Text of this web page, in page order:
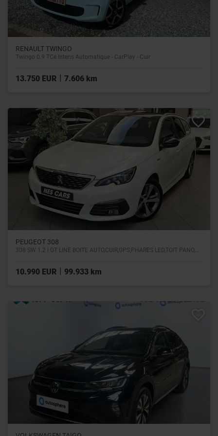
RENAULT TWINGO
Twingo 0.9 TCe Intens Automatique - CarPlay - Cuir
13.750 EUR | 7.606 km
PEUGEOT 308
308 SW 1.2 i GT LINE BOITE AUTO,CUIR,GPS,PHARES LED,TOIT PANO,CAMERA,GARANTIE 1 AN
10.990 EUR 99.933 km